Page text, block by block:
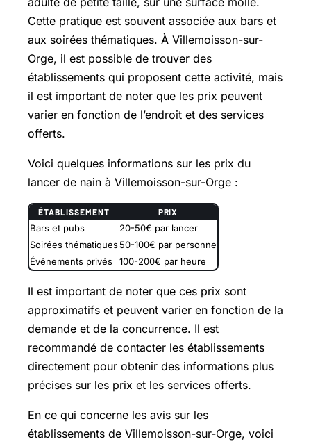
Cette pratique est souvent associée aux bars et
aux soirées thématiques. À Villemoisson-sur-
Orge, il est possible de trouver des
établissements qui proposent cette activité, mais
il est important de noter que les prix peuvent
varier en fonction de l’endroit et des services
offerts.
Voici quelques informations sur les prix du
lancer de nain à Villemoisson-sur-Orge :
ÉTABLISSEMENT PRIX
Bars et pubs
20-50€ par lancer
Soirées thématiques50-100€ par personne
Événements privés
100-200€ par heure
Il est important de noter que ces prix sont
approximatifs et peuvent varier en fonction de la
demande et de la concurrence. Il est
recommandé de contacter les établissements
directement pour obtenir des informations plus
précises sur les prix et les services offerts.
En ce qui concerne les avis sur les
établissements de Villemoisson-sur-Orge, voici